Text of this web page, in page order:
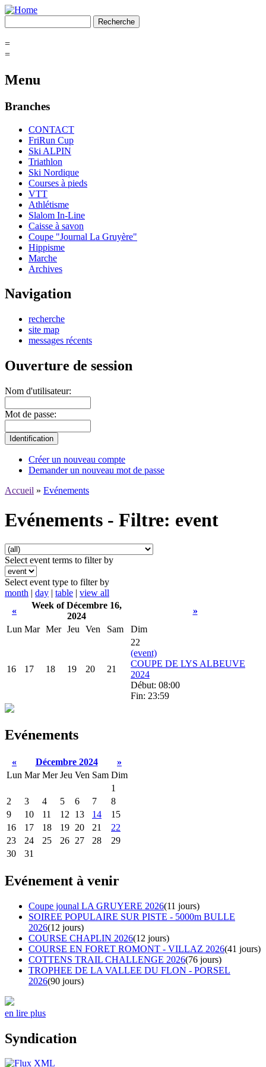
=
=
Menu
Branches
CONTACT
FriRun Cup
Ski ALPIN
Triathlon
Ski Nordique
Courses à pieds
VTT
Athlétisme
Slalom In-Line
Caisse à savon
Coupe "Journal La Gruyère"
Hippisme
Marche
Archives
Navigation
recherche
site map
messages récents
Ouverture de session
Nom d'utilisateur:
Mot de passe:
Créer un nouveau compte
Demander un nouveau mot de passe
Accueil » Evénements
Evénements - Filtre: event
Select event terms to filter by
Select event type to filter by
month | day | table | view all
«
Week of Décembre 16,
2024
»
Lun Mar Mer Jeu Ven Sam Dim
16 17 18 19 20 21
22
(event)
COUPE DE LYS ALBEUVE
2024
Début: 08:00
Fin: 23:59
Evénements
« Décembre 2024
»
Lun Mar Mer Jeu Ven Sam Dim
1
2
3 4 5 6 7
8
9
10 11 12 13 14
15
16
17 18 19 20 21
22
23
24 25 26 27 28
29
30
31
Evénement à venir
Coupe jounal LA GRUYERE 2026(11 jours)
SOIREE POPULAIRE SUR PISTE - 5000m BULLE
2026(12 jours)
COURSE CHAPLIN 2026(12 jours)
COURSE EN FORET ROMONT - VILLAZ 2026(41 jours)
COTTENS TRAIL CHALLENGE 2026(76 jours)
TROPHEE DE LA VALLEE DU FLON - PORSEL
2026(90 jours)
en lire plus
Syndication